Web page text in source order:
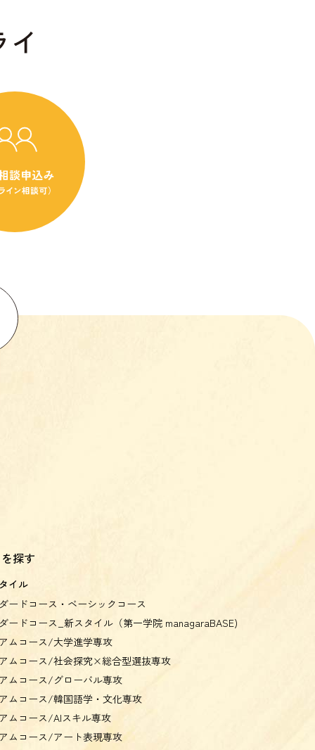
探す
イル
ードコース・ベーシックコース
ードコース_新スタイル（第一学院 managaraBASE)
ムコース/大学進学専攻
ムコース/社会探究×総合型選抜専攻
ムコース/グローバル専攻
ムコース/韓国語学・文化専攻
ムコース/AIスキル専攻
ムコース/アート表現専攻